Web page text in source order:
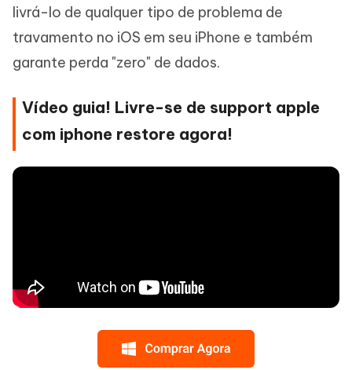
livrá-lo de qualquer tipo de problema de
travamento no iOS em seu iPhone e também
garante perda "zero" de dados.
Vídeo guia! Livre-se de support apple
com iphone restore agora!